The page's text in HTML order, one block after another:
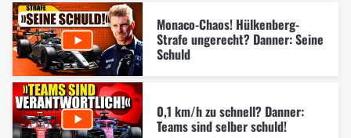
Monaco-Chaos! Hülkenberg-
Strafe ungerecht? Danner: Seine
Schuld
0,1 km/h zu schnell? Danner:
Teams sind selber schuld!